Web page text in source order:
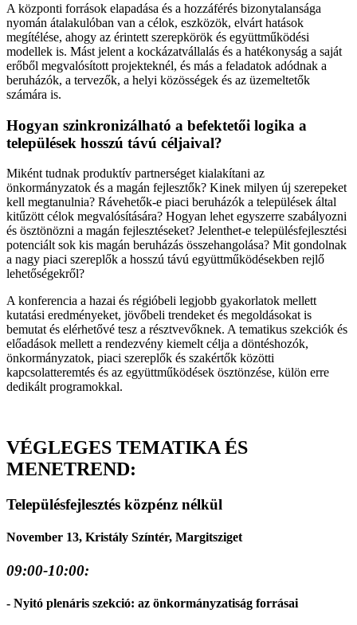
A központi források elapadása és a hozzáférés bizonytalansága
nyomán átalakulóban van a célok, eszközök, elvárt hatások
megítélése, ahogy az érintett szerepkörök és együttműködési
modellek is. Mást jelent a kockázatvállalás és a hatékonyság a saját
erőből megvalósított projekteknél, és más a feladatok adódnak a
beruházók, a tervezők, a helyi közösségek és az üzemeltetők
számára is.
Hogyan szinkronizálható a befektetői logika a
települések hosszú távú céljaival?
Miként tudnak produktív partnerséget kialakítani az
önkormányzatok és a magán fejlesztők? Kinek milyen új szerepeket
kell megtanulnia? Rávehetők-e piaci beruházók a települések által
kitűzött célok megvalósítására? Hogyan lehet egyszerre szabályozni
és ösztönözni a magán fejlesztéseket? Jelenthet-e településfejlesztési
potenciált sok kis magán beruházás összehangolása? Mit gondolnak
a nagy piaci szereplők a hosszú távú együttműködésekben rejlő
lehetőségekről?
A konferencia a hazai és régióbeli legjobb gyakorlatok mellett
kutatási eredményeket, jövőbeli trendeket és megoldásokat is
bemutat és elérhetővé tesz a résztvevőknek. A tematikus szekciók és
előadások mellett a rendezvény kiemelt célja a döntéshozók,
önkormányzatok, piaci szereplők és szakértők közötti
kapcsolatteremtés és az együttműködések ösztönzése, külön erre
dedikált programokkal.
VÉGLEGES TEMATIKA ÉS
MENETREND:
Településfejlesztés közpénz nélkül
November 13, Kristály Színtér, Margitsziget
09:00-10:00:
- Nyitó plenáris szekció: az önkormányzatiság forrásai